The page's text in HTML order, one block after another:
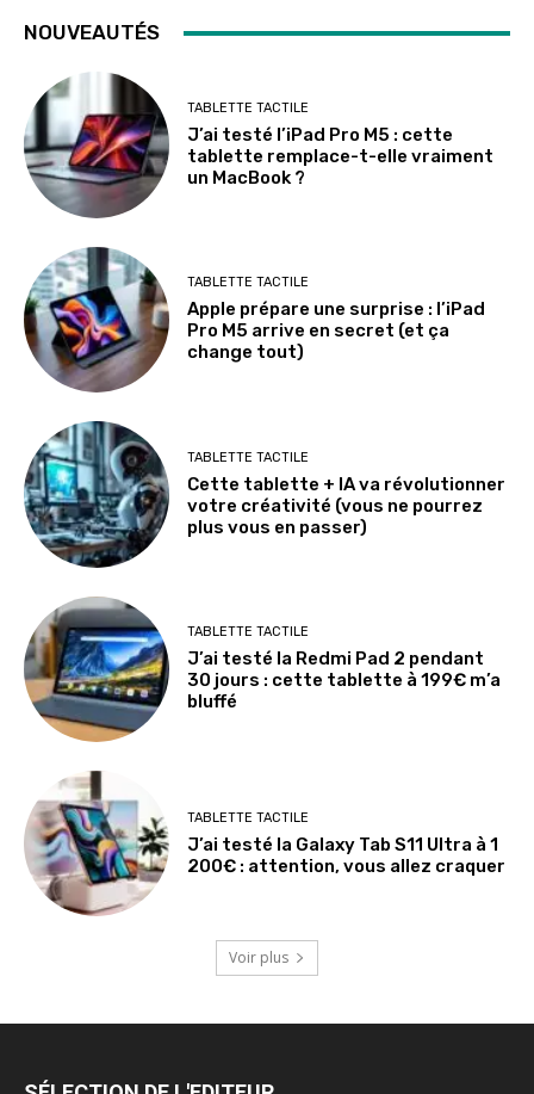
NOUVEAUTÉS
TABLETTE TACTILE
J’ai testé l’iPad Pro M5 : cette
tablette remplace-t-elle vraiment
un MacBook ?
TABLETTE TACTILE
Apple prépare une surprise : l’iPad
Pro M5 arrive en secret (et ça
change tout)
TABLETTE TACTILE
Cette tablette + IA va révolutionner
votre créativité (vous ne pourrez
plus vous en passer)
TABLETTE TACTILE
J’ai testé la Redmi Pad 2 pendant
30 jours : cette tablette à 199€ m’a
bluffé
TABLETTE TACTILE
J’ai testé la Galaxy Tab S11 Ultra à 1
200€ : attention, vous allez craquer
Voir plus